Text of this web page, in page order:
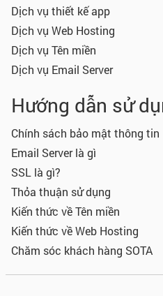
Dịch vụ thiết kế app
Dịch vụ Web Hosting
Dịch vụ Tên miền
Dịch vụ Email Server
Hướng dẫn sử
Chính sách bảo mật thông tin
Email Server là gì
SSL là gì?
Thỏa thuận sử dụng
Kiến thức về Tên miền
Kiến thức về Web Hosting
Chăm sóc khách hàng SOTA